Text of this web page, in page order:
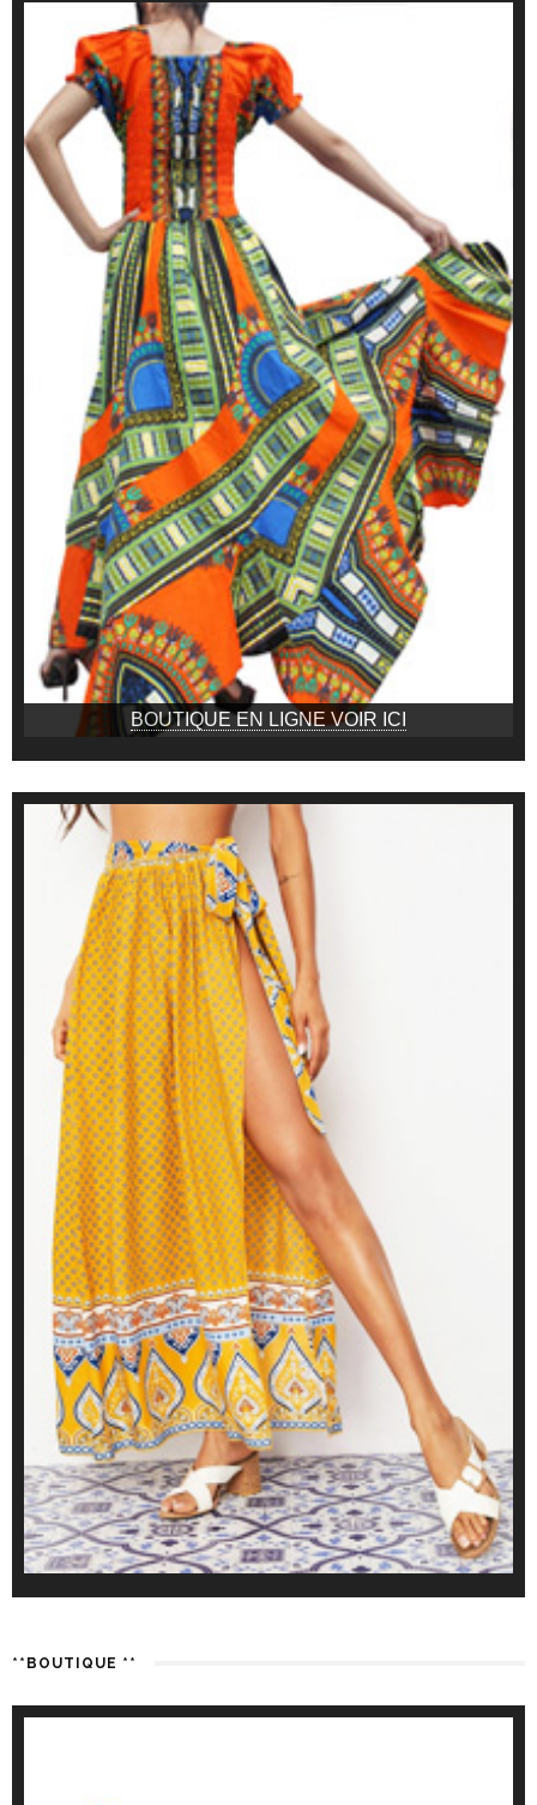
BOUTIQUE EN LIGNE VOIR ICI
**BOUTIQUE **